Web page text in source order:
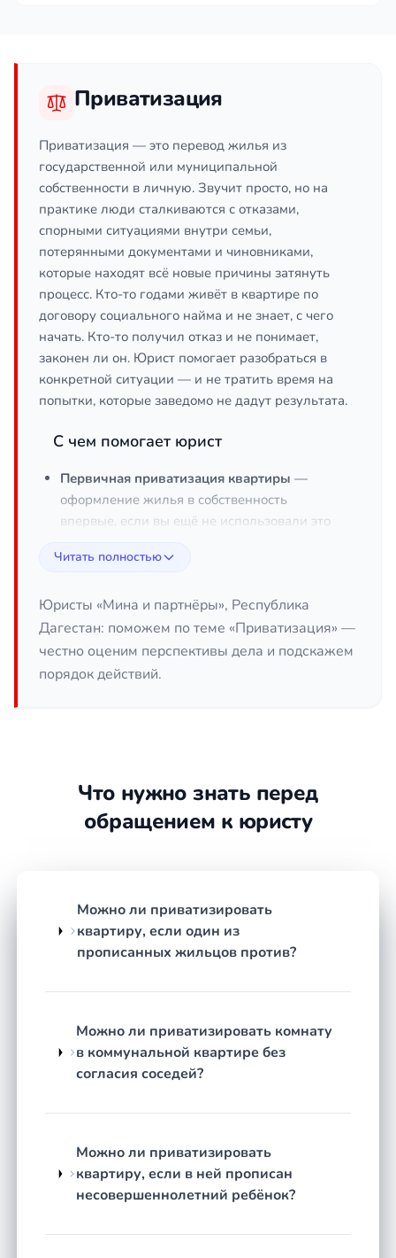
Приватизация
Приватизация — это перевод жилья из
государственной или муниципальной
собственности в личную. Звучит просто, но на
практике люди сталкиваются с отказами,
спорными ситуациями внутри семьи,
потерянными документами и чиновниками,
которые находят всё новые причины затянуть
процесс. Кто-то годами живёт в квартире по
договору социального найма и не знает, с чего
начать. Кто-то получил отказ и не понимает,
законен ли он. Юрист помогает разобраться в
конкретной ситуации — и не тратить время на
попытки, которые заведомо не дадут результата.
С чем помогает юрист
Первичная приватизация квартиры —
оформление жилья в собственность
впервые, если вы ещё не использовали это
зарегистрированных не даёт согласие, и
без этого процесс стоит.
Оспаривание отказа уполномоченного
органа— если администрация отказала и
Включение несовершеннолетних детей—
соблюдение их прав при оформлении,
чтобы сделка впоследствии не была
возврат квартиры в муниципальную
собственность, если это выгоднее или
необходимо по обстоятельствам.
и помощь с устранением ошибок в записях,
оформление.
Как строится работа
использовалось ли право приватизации ранее,
есть ли обременения или спорные
обстоятельства. Вы получаете понятный ответ
Сбор и проверка документов.Составляется
Читать полностью
Юристы «Мина и партнёры», Республика
Дагестан: поможем по теме «Приватизация» —
честно оценим перспективы дела и подскажем
порядок действий.
Что нужно знать перед
обращением к юристу
Можно ли приватизировать
квартиру, если один из
прописанных жильцов против?
Можно ли приватизировать комнату
в коммунальной квартире без
согласия соседей?
Можно ли приватизировать
квартиру, если в ней прописан
несовершеннолетний ребёнок?